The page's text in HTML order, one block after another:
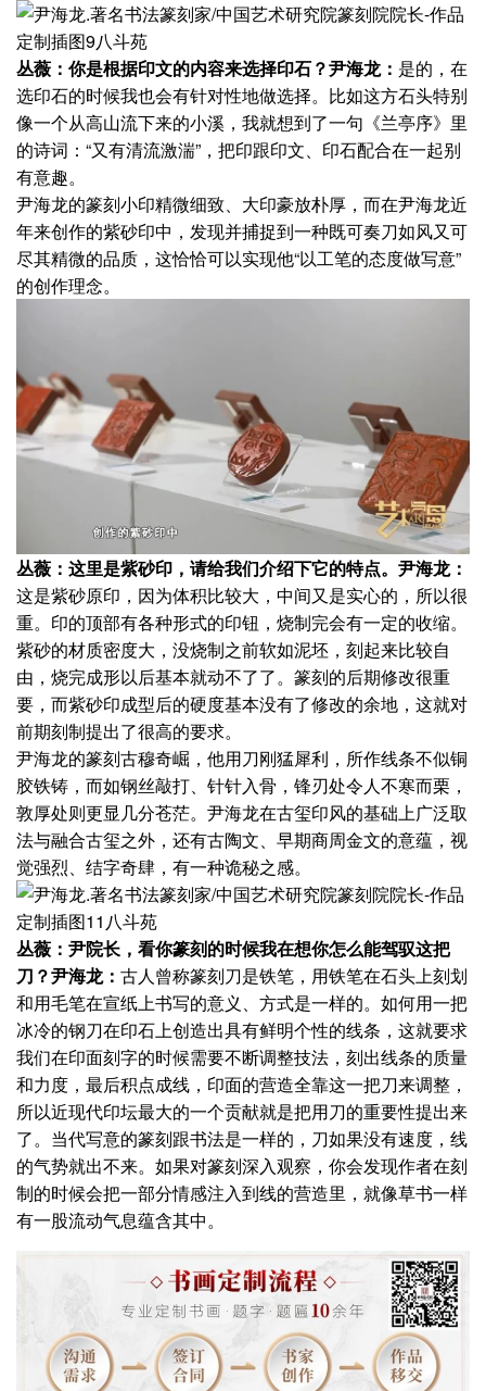
丛薇：你是根据印文的内容来选择印石？尹海龙： 是的，在
选印石的时候我也会有针对性地做选择。比如这方石头特别
像一个从高山流下来的小溪，我就想到了一句《兰亭序》里
的诗词：“又有清流激湍”，把印跟印文、印石配合在一起别
有意趣。
尹海龙的篆刻小印精微细致、大印豪放朴厚，而在尹海龙近
年来创作的紫砂印中，发现并捕捉到一种既可奏刀如风又可
尽其精微的品质，这恰恰可以实现他“以工笔的态度做写意”
的创作理念。
丛薇：这里是紫砂印，请给我们介绍下它的特点。 尹海龙：
这是紫砂原印，因为体积比较大，中间又是实心的，所以很
重。印的顶部有各种形式的印钮，烧制完会有一定的收缩。
紫砂的材质密度大，没烧制之前软如泥坯，刻起来比较自
由，烧完成形以后基本就动不了了。篆刻的后期修改很重
要，而紫砂印成型后的硬度基本没有了修改的余地，这就对
前期刻制提出了很高的要求。
尹海龙的篆刻古穆奇崛，他用刀刚猛犀利，所作线条不似铜
胶铁铸，而如钢丝敲打、针针入骨，锋刃处令人不寒而栗，
敦厚处则更显几分苍茫。尹海龙在古玺印风的基础上广泛取
法与融合古玺之外，还有古陶文、早期商周金文的意蕴，视
觉强烈、结字奇肆，有一种诡秘之感。
丛薇：尹院长，看你篆刻的时候我在想你怎么能驾驭这把
刀？尹海龙： 古人曾称篆刻刀是铁笔，用铁笔在石头上刻划
和用毛笔在宣纸上书写的意义、方式是一样的。如何用一把
冰冷的钢刀在印石上创造出具有鲜明个性的线条，这就要求
我们在印面刻字的时候需要不断调整技法，刻出线条的质量
和力度，最后积点成线，印面的营造全靠这一把刀来调整，
所以近现代印坛最大的一个贡献就是把用刀的重要性提出来
了。当代写意的篆刻跟书法是一样的，刀如果没有速度，线
的气势就出不来。如果对篆刻深入观察，你会发现作者在刻
制的时候会把一部分情感注入到线的营造里，就像草书一样
有一股流动气息蕴含其中。